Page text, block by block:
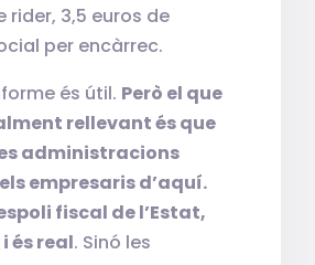
rider, 3,5 euros de
per encàrrec.
és útil. Però el que
rellevant és que
administracions
empresaris d’aquí.
fiscal de l’Estat,
és real. Sinó les